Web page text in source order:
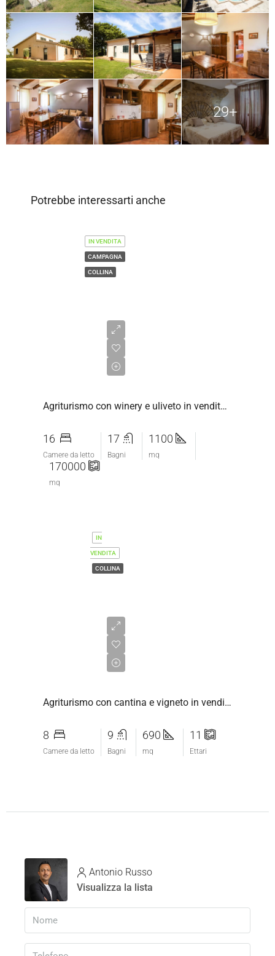
29+
Potrebbe interessarti anche
IN VENDITA
CAMPAGNA
COLLINA
Agriturismo con winery e uliveto in vendita vicino Saturnia, Maremma Toscana
16
Camere da letto
17
Bagni
1100
mq
170000
mq
IN
VENDITA
COLLINA
Agriturismo con cantina e vigneto in vendita vicino Saturnia, Maremma Toscana
8
Camere da letto
9
Bagni
690
mq
11
Ettari
Antonio Russo
Visualizza la lista